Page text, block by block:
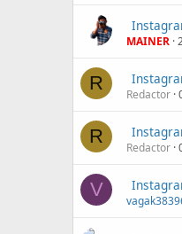
MAINER
R
Redactor
R
Redactor
V